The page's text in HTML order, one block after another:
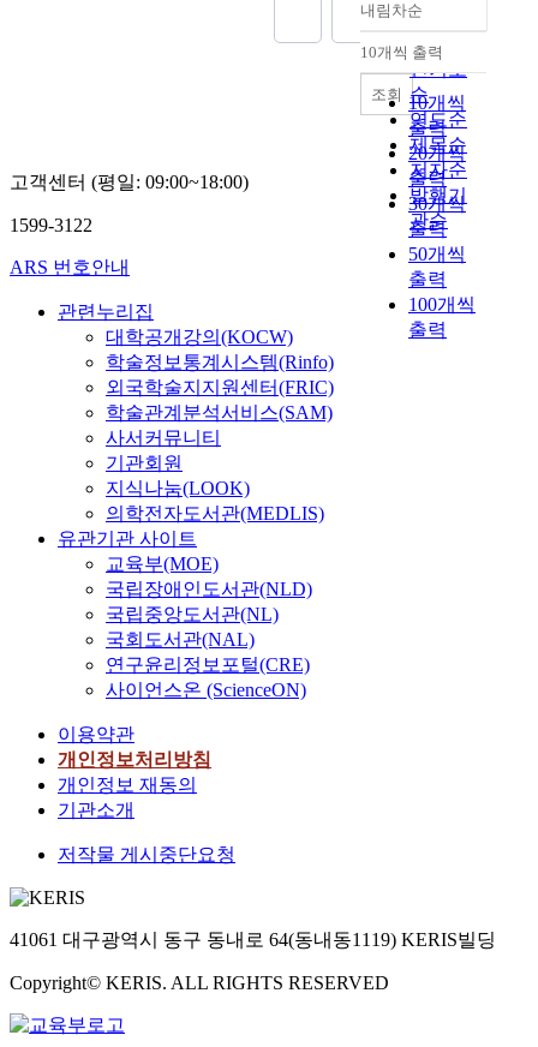
정확도
순
인기도
순
연도순
제목순
저자순
발행기
관순
내림차순
내림차순
10개씩 출력
10개씩
출력
20개씩
출력
30개씩
출력
50개씩
출력
100개씩
출력
조회
고객센터 (평일: 09:00~18:00)
1599-3122
ARS 번호안내
관련누리집
대학공개강의(KOCW)
학술정보통계시스템(Rinfo)
외국학술지지원센터(FRIC)
학술관계분석서비스(SAM)
사서커뮤니티
기관회원
지식나눔(LOOK)
의학전자도서관(MEDLIS)
유관기관 사이트
교육부(MOE)
국립장애인도서관(NLD)
국립중앙도서관(NL)
국회도서관(NAL)
연구윤리정보포털(CRE)
사이언스온 (ScienceON)
이용약관
개인정보처리방침
개인정보 재동의
기관소개
저작물 게시중단요청
41061 대구광역시 동구 동내로 64(동내동1119) KERIS빌딩
Copyright© KERIS. ALL RIGHTS RESERVED